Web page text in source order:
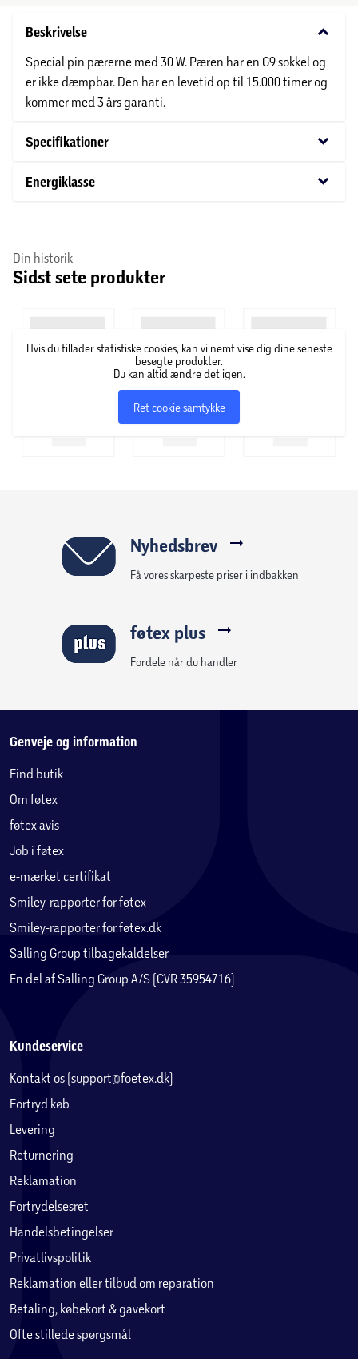
Beskrivelse keyboard_arrow_down
Special pin pærerne med 30 W. Pæren har en G9 sokkel og
er ikke dæmpbar. Den har en levetid op til 15.000 timer og
kommer med 3 års garanti.
Specifikationer keyboard_arrow_down
Energiklasse keyboard_arrow_down
Din historik
Sidst sete produkter
Hvis du tillader statistiske cookies, kan vi nemt vise dig dine seneste
besøgte produkter.
Du kan altid ændre det igen.
Ret cookie samtykke
Nyhedsbrev
Få vores skarpeste priser i indbakken
føtex plus
Fordele når du handler
Genveje og information
Find butik
Om føtex
føtex avis
Job i føtex
e-mærket certifikat
Smiley-rapporter for føtex
Smiley-rapporter for føtex.dk
Salling Group tilbagekaldelser
En del af Salling Group A/S (CVR 35954716)
Kundeservice
Kontakt os (support@foetex.dk)
Fortryd køb
Levering
Returnering
Reklamation
Fortrydelsesret
Handelsbetingelser
Privatlivspolitik
Reklamation eller tilbud om reparation
Betaling, købekort & gavekort
Ofte stillede spørgsmål